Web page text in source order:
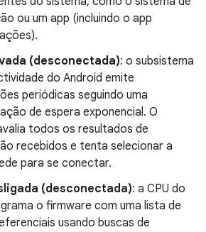
ou um app (incluindo o app
(desconectada): o subsistema
do Android emite
periódicas seguindo uma
de espera exponencial. O
todos os resultados de
recebidos e tenta selecionar a
para se conectar.
(desconectada): a CPU do
o firmware com uma lista de
usando buscas de